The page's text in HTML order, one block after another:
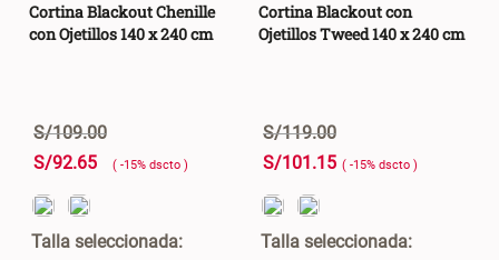
S/ 349.00S/ 261.00 S/ 104.00S/ 88.40
S/ 169.00 S/ 143.65 S/ 124.00
Canasto Ropa Bambú Redondo
con Forro
Mueble Repisa Bambú 4
Bandejas con Puerta 23 x 23 x
119 cm
Cortina Blackout Chenille
con Ojetillos 140 x 240 cm
S/109.00
S/92.65 ( -15% dscto )
Cortina Blackout con
Ojetillos Tweed 140 x 240 cm
S/119.00
S/101 .15 ( -15% dscto )